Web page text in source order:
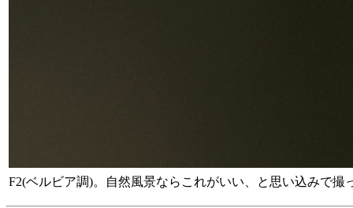
F2(ベルビア調)。自然風景ならこれがいい、と思い込みで撮